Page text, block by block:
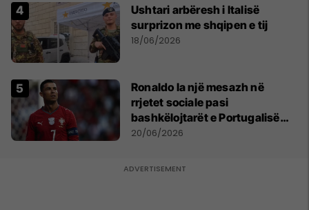
Ushtari arbëresh i Italisë
surprizon me shqipen e tij
18/06/2026
Ronaldo la një mesazh në
rrjetet sociale pasi
bashkëlojtarët e Portugalisë
filluan ta bojkotonin
20/06/2026